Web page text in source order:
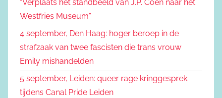
:
“Verplaats het standbeeld van J.P. Coen naar het
Westfries Museum”
4 september, Den Haag: hoger beroep in de
strafzaak van twee fascisten die trans vrouw
Emily mishandelden
5 september, Leiden: queer rage kringgesprek
tijdens Canal Pride Leiden